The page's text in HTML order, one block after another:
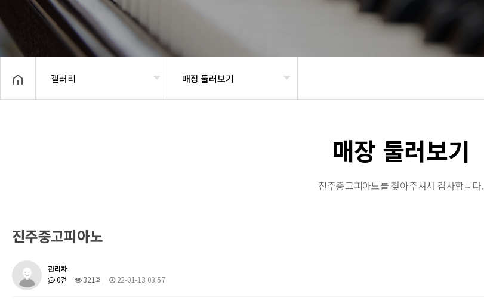
갤러리 매장 둘러보기
매장 둘러보기
진주중고피아노를 찾아주셔서 감사합니다.
진주중고피아노
관리자
0건
321회 22-01-13 03:57